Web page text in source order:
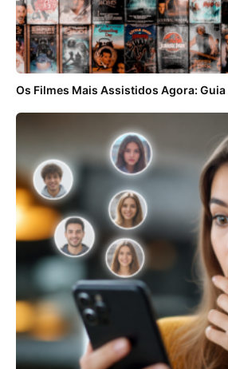
Os Filmes Mais Assistidos Agora: